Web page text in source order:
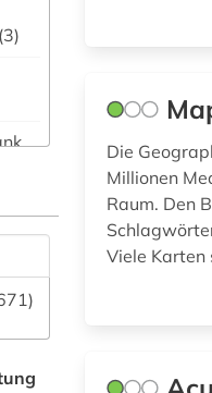
)
Die
Millionen
Raum. Den
Viele